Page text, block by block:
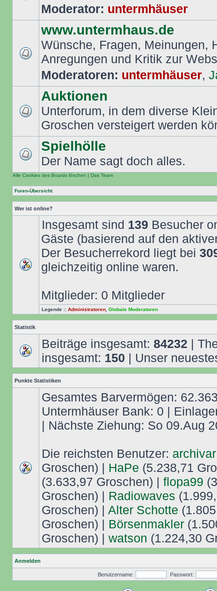
Moderator: untermhäuser
www.untermhaus.de
Wünsche, Fragen, Meinungen,
Anregungen und Kritik zur
Moderatoren: untermhäuser,
Auktionen
Unterforum, in dem diverse
Groschen versteigert werden
Spielhölle
Der Name sagt doch alles.
Alle Cookies des Boards löschen | Das Team
Foren-Übersicht
Wer ist online?
Insgesamt sind 139 Besucher
Gäste (basierend auf den
Der Besucherrekord liegt bei
gleichzeitig online waren.
Mitglieder: 0 Mitglieder
Legende :: Administratoren Globale Moderatoren
Statistik
Beiträge insgesamt: 84232 |
insgesamt: 150 | Unser
Punkte Statistiken
Gesamtes Barvermögen:
Untermhäuser Bank: 0 |
| Nächste Ziehung: So 09.Aug
Die reichsten Benutzer: archivar
Groschen) | HaPe (5.238,71
(3.633,97 Groschen) | flopa99
Groschen) | Radiowaves
Groschen) | Alter Schotte
Groschen) | Börsenmakler
Groschen) | watson (1.224,30
Anmelden
Benutzername: Passwort: